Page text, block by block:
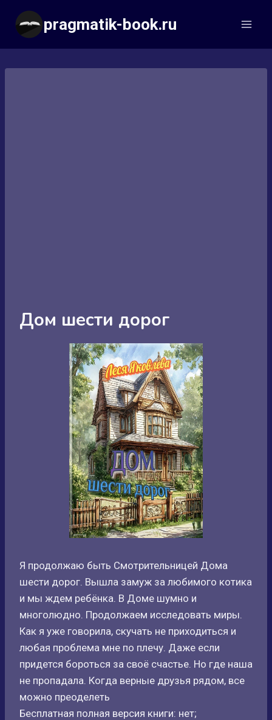
Перейти
содержимому
pragmatik-book.ru
Дом шести дорог
Я продолжаю быть Смотрительницей Дома
шести дорог. Вышла замуж за любимого котика
и мы ждем ребёнка. В Доме шумно и
многолюдно. Продолжаем исследовать миры.
Как я уже говорила, скучать не приходиться и
любая проблема мне по плечу. Даже если
придется бороться за своё счастье. Но где наша
не пропадала. Когда верные друзья рядом, все
можно преоделеть
Бесплатная полная версия книги: нет;